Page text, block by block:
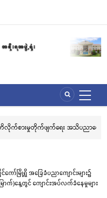
းဆိုင်ရာ ပိုစတာ၊ ပန်းချီနှင့်
ော်မြို့ရှိ အခြေခံပညာကျောင်းများ၌
က်)နေ့တွင် ကျောင်းအပ်လက်ခံနေမှုများ